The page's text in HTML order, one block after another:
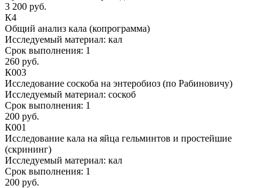
3 200 руб.
К4
Общий анализ кала (копрограмма)
Исследуемый материал: кал
Срок выполнения: 1
260 руб.
К003
Исследование соскоба на энтеробиоз (по Рабиновичу)
Исследуемый материал: соскоб
Срок выполнения: 1
200 руб.
К001
Исследование кала на яйца гельминтов и простейшие
(скрининг)
Исследуемый материал: кал
Срок выполнения: 1
200 руб.